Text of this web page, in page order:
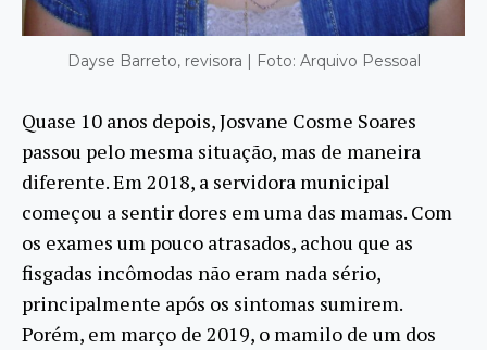
Dayse Barreto, revisora | Foto: Arquivo Pessoal
Quase 10 anos depois, Josvane Cosme Soares
passou pelo mesma situação, mas de maneira
diferente. Em 2018, a servidora municipal
começou a sentir dores em uma das mamas. Com
os exames um pouco atrasados, achou que as
fisgadas incômodas não eram nada sério,
principalmente após os sintomas sumirem.
Porém, em março de 2019, o mamilo de um dos